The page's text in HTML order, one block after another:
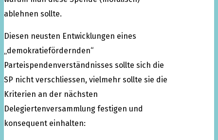
ablehnen sollte.
Diesen neusten Entwicklungen eines
„demokratiefördernden“
Parteispendenverständnisses sollte sich die
SP nicht verschliessen, vielmehr sollte sie die
Kriterien an der nächsten
Delegiertenversammlung festigen und
konsequent einhalten: